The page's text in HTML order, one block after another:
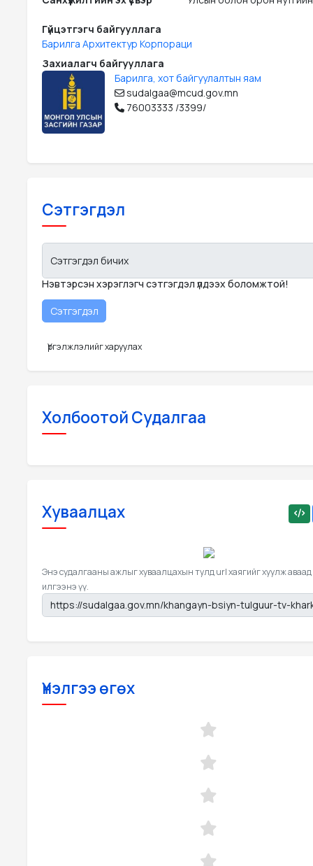
Гүйцэтгэгч байгууллага
Барилга Архитектур Корпораци
Захиалагч байгууллага
Барилга, хот байгуулалтын яам
sudalgaa@mcud.gov.mn
76003333 /3399/
Сэтгэгдэл
Сэтгэгдэл бичих
Нэвтэрсэн хэрэглэгч сэтгэгдэл үлдээх боломжтой!
Үргэлжлэлийг харуулах
Холбоотой Судалгаа
Хуваалцах
Энэ судалгааны ажлыг хуваалцахын тулд url хаягийг хуулж аваад
илгээнэ үү.
Үнэлгээ өгөх